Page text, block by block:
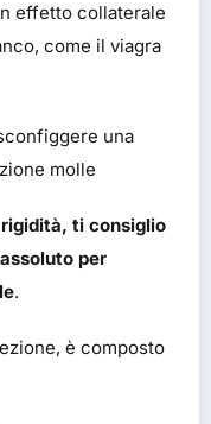
effetto collaterale
come il viagra
una
molle
ti consiglio
per
.
è composto